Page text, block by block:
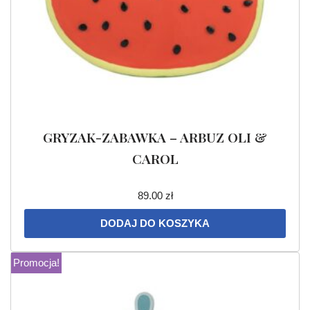
GRYZAK-ZABAWKA – ARBUZ OLI &
CAROL
89.00 zł
DODAJ DO KOSZYKA
Promocja!